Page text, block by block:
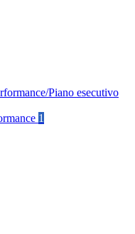
Piano esecutivo
1